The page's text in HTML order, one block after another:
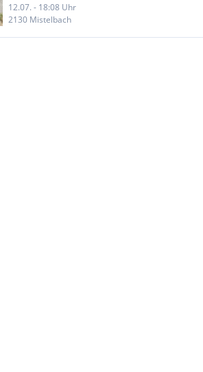
12.07. - 18:08 Uhr
2130 Mistelbach